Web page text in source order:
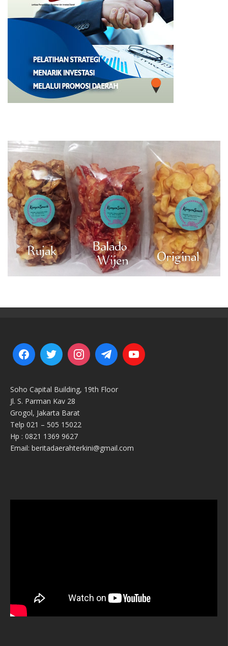
Soho Capital Building, 19th Floor
Jl. S. Parman Kav 28
Grogol, Jakarta Barat
Telp 021 – 505 15022
Hp : 0821 1369 9627
Email: beritadaerahterkini@gmail.com